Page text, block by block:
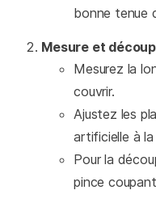
bonne tenue
Mesure et
Mesurez la
couvrir.
Ajustez les
artificielle à
Pour la
pince